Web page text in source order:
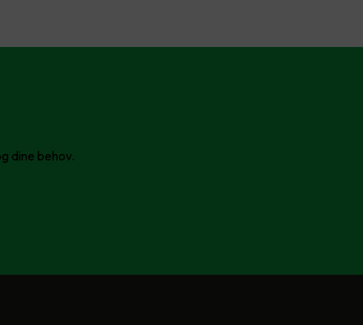
dine behov.